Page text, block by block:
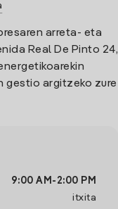
arreta- eta
Real De Pinto 24,
gestio argitzeko zure
9:00 AM - 2:00 PM
itxita